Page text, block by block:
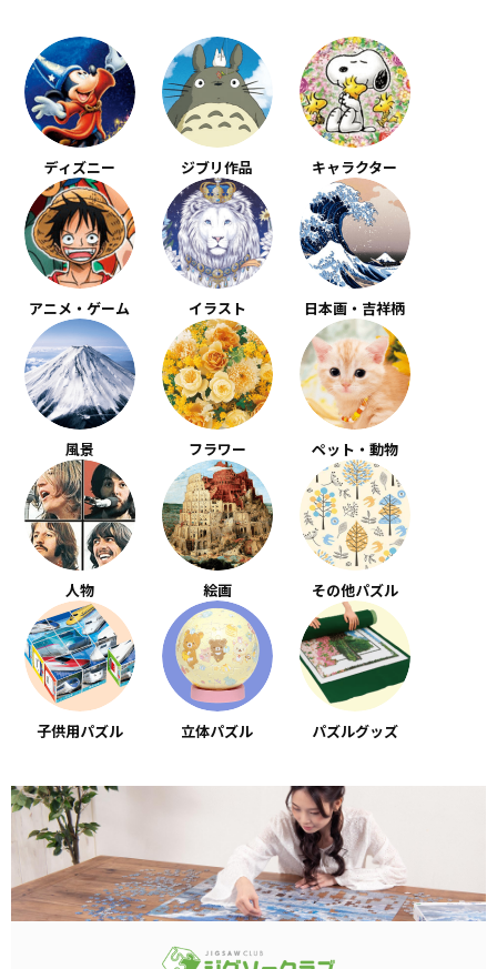
ディズニー ジブリ作品 キャラクター
アニメ・ゲーム イラスト 日本画・吉祥柄
風景 フラワー ペット・動物
人物 絵画 その他パズル
子供用パズル 立体パズル パズルグッズ